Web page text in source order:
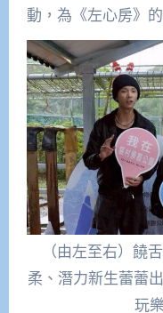
動，為《左心房》
（由左至右）饒
柔、潛力新生蕾蕾
玩